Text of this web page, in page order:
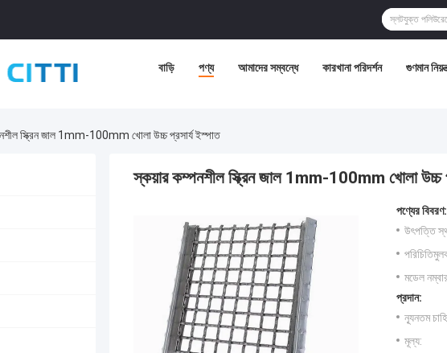
বাড়ি পণ্য আমাদের সম্বন্ধে কারখানা পরিদর্শন গুণমান
স্ক্রিন জাল 1mm-100mm খোলা উচ্চ প্রসার্য ইস্পাত
স্কয়ার কম্পনশীল স্ক্রিন জাল 1mm-100mm খোলা উচ্চ
পণ্যের বিবরণ:
উৎপত্তি
মডেল
প্রদান:
ন্যূনতম
মূল্য: